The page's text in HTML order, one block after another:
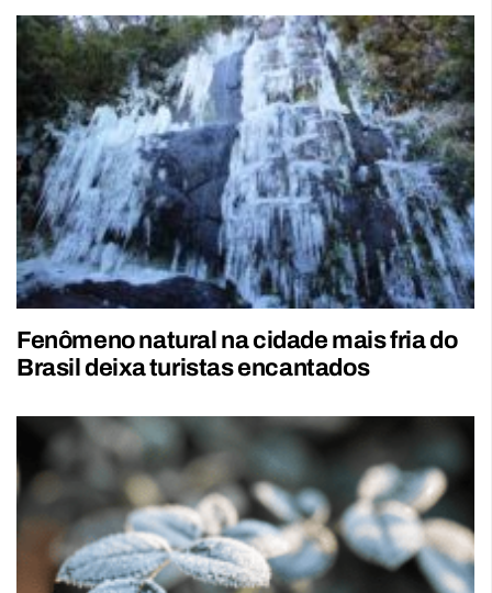
Fenômeno natural na cidade mais fria do
Brasil deixa turistas encantados